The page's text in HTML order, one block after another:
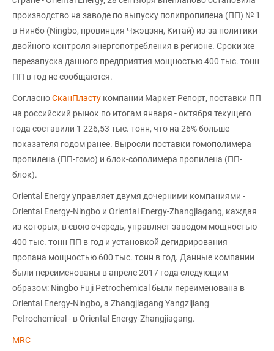
производство на заводе по выпуску полипропилена (ПП) № 1
в Нинбо (Ningbo, провинция Чжэцзян, Китай) из-за политики
двойного контроля энергопотребления в регионе. Сроки же
перезапуска данного предприятия мощностью 400 тыс. тонн
ПП в год не сообщаются.
СогласноСканПласту компании Маркет Репорт, поставки ПП
на российский рынок по итогам января - октября текущего
года составили 1 226,53 тыс. тонн, что на 26% больше
показателя годом ранее. Выросли поставки гомополимера
пропилена (ПП-гомо) и блок-сополимера пропилена (ПП-
блок).
Oriental Energy управляет двумя дочерними компаниями -
Oriental Energy-Ningbo и Oriental Energy-Zhangjiagang, каждая
из которых, в свою очередь, управляет заводом мощностью
400 тыс. тонн ПП в год и установкой дегидрирования
пропана мощностью 600 тыс. тонн в год. Данные компании
были переименованы в апреле 2017 года следующим
образом: Ningbo Fuji Petrochemical были переименована в
Oriental Energy-Ningbo, а Zhangjiagang Yangzijiang
Petrochemical - в Oriental Energy-Zhangjiagang.
MRC